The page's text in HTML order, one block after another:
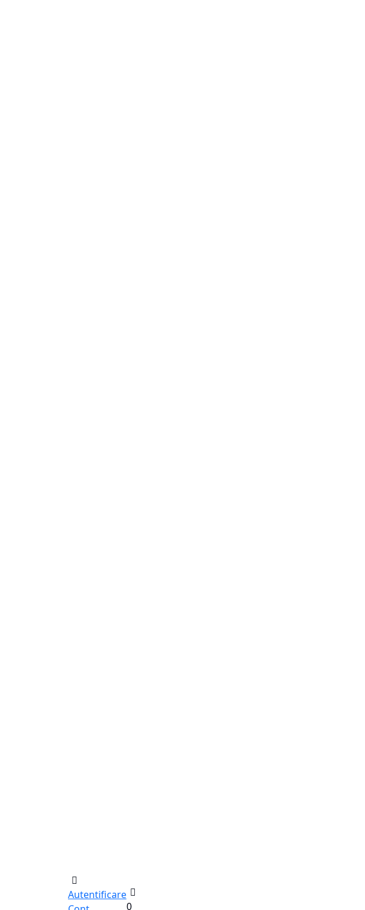
Autentificare
0